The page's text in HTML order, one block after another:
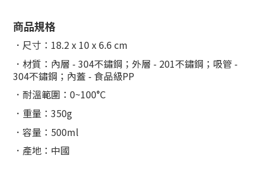
商品規格
．尺寸：18.2 x 10 x 6.6 cm
．材質：內層 - 304不鏽鋼；外層 - 201不鏽鋼；吸管 -
304不鏽鋼；內蓋 - 食品級PP
．耐溫範圍：0~100°C
．重量：350g
．容量：500ml
．產地：中國